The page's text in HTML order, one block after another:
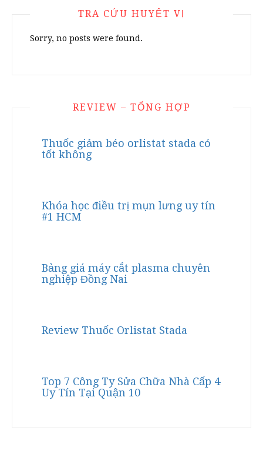
TRA CỨU HUYỆT VỊ
Sorry, no posts were found.
REVIEW – TỔNG HỢP
Thuốc giảm béo orlistat stada có
tốt không
Khóa học điều trị mụn lưng uy tín
#1 HCM
Bảng giá máy cắt plasma chuyên
nghiệp Đồng Nai
Review Thuốc Orlistat Stada
Top 7 Công Ty Sửa Chữa Nhà Cấp 4
Uy Tín Tại Quận 10